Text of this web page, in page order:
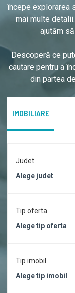
începe explorarea
mai multe
ajutăm
Descoperă ce
cautare pentru a
din partea
IMOBILIARE
Judet
Alege judet
Tip oferta
Alege tip oferta
Tip imobil
Alege tip imobil